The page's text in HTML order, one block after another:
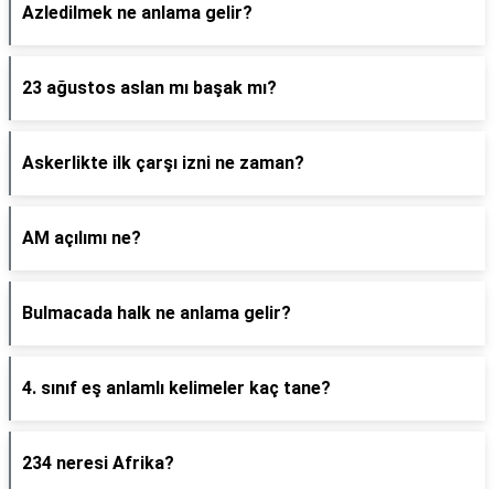
Azledilmek ne anlama gelir?
23 ağustos aslan mı başak mı?
Askerlikte ilk çarşı izni ne zaman?
AM açılımı ne?
Bulmacada halk ne anlama gelir?
4. sınıf eş anlamlı kelimeler kaç tane?
234 neresi Afrika?